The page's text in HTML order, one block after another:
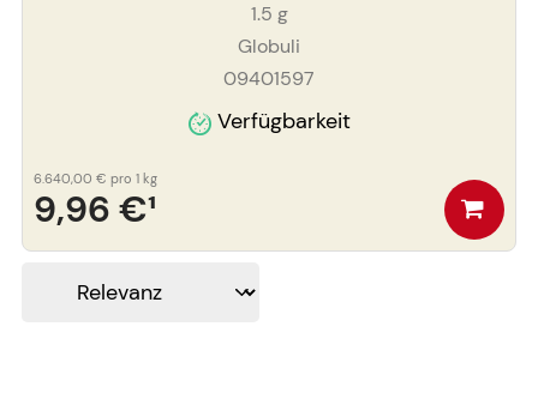
1.5 g
Globuli
09401597
Verfügbarkeit
9,96 €¹
6.640,00 € pro 1 kg